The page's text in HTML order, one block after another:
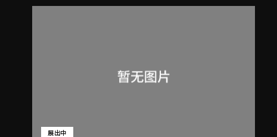
展出中